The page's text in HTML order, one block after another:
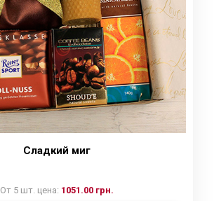
Сладкий миг
От 5 шт. цена: 1051.00 грн.